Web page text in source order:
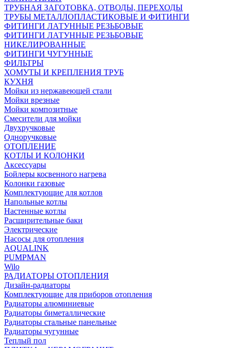
ТРУБНАЯ ЗАГОТОВКА, ОТВОДЫ, ПЕРЕХОДЫ
ТРУБЫ МЕТАЛЛОПЛАСТИКОВЫЕ И ФИТИНГИ
ФИТИНГИ ЛАТУННЫЕ РЕЗЬБОВЫЕ
ФИТИНГИ ЛАТУННЫЕ РЕЗЬБОВЫЕ
НИКЕЛИРОВАННЫЕ
ФИТИНГИ ЧУГУННЫЕ
ФИЛЬТРЫ
ХОМУТЫ И КРЕПЛЕНИЯ ТРУБ
КУХНЯ
Мойки из нержавеющей стали
Мойки врезные
Мойки композитные
Смесители для мойки
Двухручковые
Одноручковые
ОТОПЛЕНИЕ
КОТЛЫ И КОЛОНКИ
Аксессуары
Бойлеры косвенного нагрева
Колонки газовые
Комплектующие для котлов
Напольные котлы
Настенные котлы
Расширительные баки
Электрические
Насосы для отопления
AQUALINK
PUMPMAN
Wilo
РАДИАТОРЫ ОТОПЛЕНИЯ
Дизайн-радиаторы
Комплектующие для приборов отопления
Радиаторы алюминиевые
Радиаторы биметаллические
Радиаторы стальные панельные
Радиаторы чугунные
Теплый пол